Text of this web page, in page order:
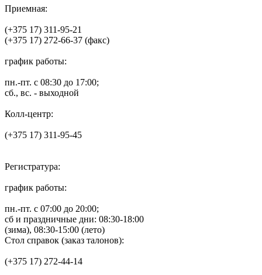
Приемная:
(+375 17) 311-95-21
(+375 17) 272-66-37 (факс)
график работы:
пн.-пт. с 08:30 до 17:00;
сб., вс. - выходной
Колл-центр:
(+375 17) 311-95-45
Регистратура:
график работы:
пн.-пт. с 07:00 до 20:00;
сб и праздничные дни: 08:30-18:00
(зима), 08:30-15:00 (лето)
Стол справок (заказ талонов):
(+375 17) 272-44-14